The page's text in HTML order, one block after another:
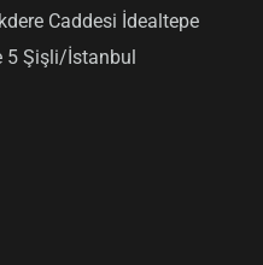
Caddesi İdealtepe
5 Şişli/İstanbul